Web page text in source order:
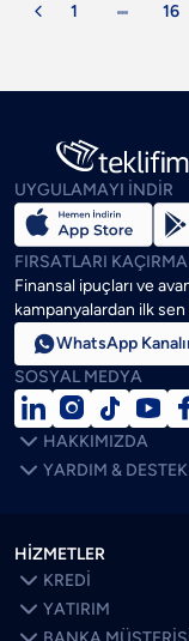
 1 16
UYGULAMAYI İNDİR
FIRSATLARI KAÇIRMA
Finansal ipuçları ve
kampanyalardan ilk
WhatsApp
SOSYAL MEDYA
   
 HAKKIMIZDA
 YARDIM & DESTEK
HİZMETLER
 KREDİ
 YATIRIM